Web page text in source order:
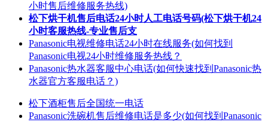
小时售后维修服务热线)
松下烘干机售后电话24小时人工电话号码(松下烘干机24
小时客服热线-专业售后支
Panasonic电视维修电话24小时在线服务(如何找到
Panasonic电视24小时维修服务热线？
Panasonic热水器客服中心电话(如何快速找到Panasonic热
水器官方客服电话？)
松下酒柜售后全国统一电话
Panasonic洗碗机售后维修电话是多少(如何找到Panasonic